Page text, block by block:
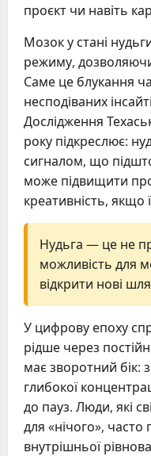
проєкт чи навіть
Мозок у стані
режиму,
Саме це блукання
несподіваних
Дослідження
року підкреслює:
сигналом, що
може підвищити
креативність, якщо
Нудьга — це не
можливість для
відкрити нові
У цифрову епоху
рідше через
має зворотний бік:
глибокої
до пауз. Люди, які
для «нічого»,
внутрішньої